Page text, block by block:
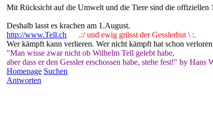
Mit Rücksicht auf die Umwelt und die Tiere sind die offiziellen
Deshalb lasst es krachen am 1.August.
http://www.Tell.ch
.:/ und ewig grüsst der Gesslerhut \ :.
Wer kämpft kann verlieren. Wer nicht kämpft hat schon
"Man wisse zwar nicht ob Wilhelm Tell gelebt habe,
aber dass er den Gessler erschossen habe, stehe fest!" by Hans
Homepage Suchen
Antworten